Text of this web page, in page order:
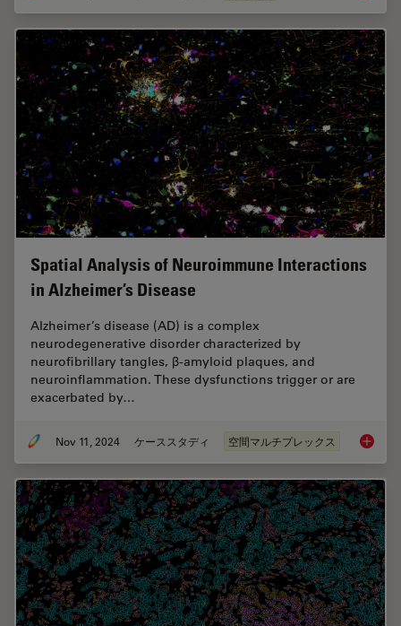
Spatial Analysis of Neuroimmune Interactions
in Alzheimer’s Disease
Alzheimer’s disease (AD) is a complex
neurodegenerative disorder characterized by
neurofibrillary tangles, β-amyloid plaques, and
neuroinflammation. These dysfunctions trigger or are
exacerbated by…
Nov 11, 2024 ケーススタディ 空間マルチプレックス Spatial